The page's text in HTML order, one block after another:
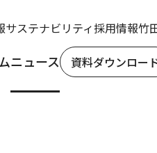
サステナビリティ採用情報竹
ニュース 資料ダウンロー